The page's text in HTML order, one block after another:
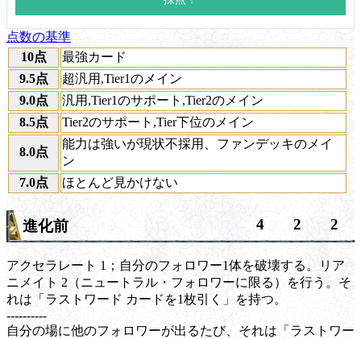
点数の基準
10点
最強カード
9.5点
超汎用,Tier1のメイン
9.0点
汎用,Tier1のサポート,Tier2のメイン
8.5点
Tier2のサポート,Tier下位のメイン
8.0点
能力は強いが現状不採用、ファンデッキのメイ
ン
7.0点
ほとんど見かけない
進化前 4 2 2
アクセラレート 1；自分のフォロワー1体を破壊する。
リア
ニメイト 2（ニュートラル・フォロワーに限る）を行う。そ
れは「 ラストワード カードを1枚引く」を持つ。
----------
自分の場に他のフォロワーが出るたび、それは「 ラストワー